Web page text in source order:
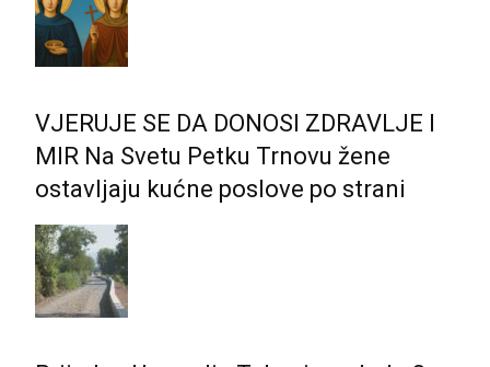
VJERUJE SE DA DONOSI ZDRAVLJE I
MIR Na Svetu Petku Trnovu žene
ostavljaju kućne poslove po strani